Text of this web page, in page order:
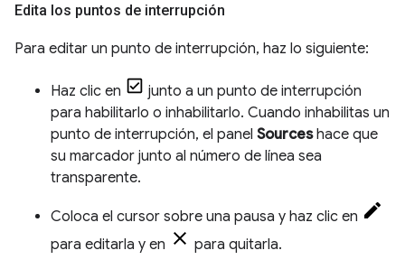
Edita los puntos de interrupción
Para editar un punto de interrupción, haz lo siguiente:
Haz clic en
junto a un punto de interrupción
para habilitarlo o inhabilitarlo. Cuando inhabilitas un
punto de interrupción, el panel Sourceshace que
su marcador junto al número de línea sea
transparente.
Coloca el cursor sobre una pausa y haz clic en
para editarla y en
para quitarla.